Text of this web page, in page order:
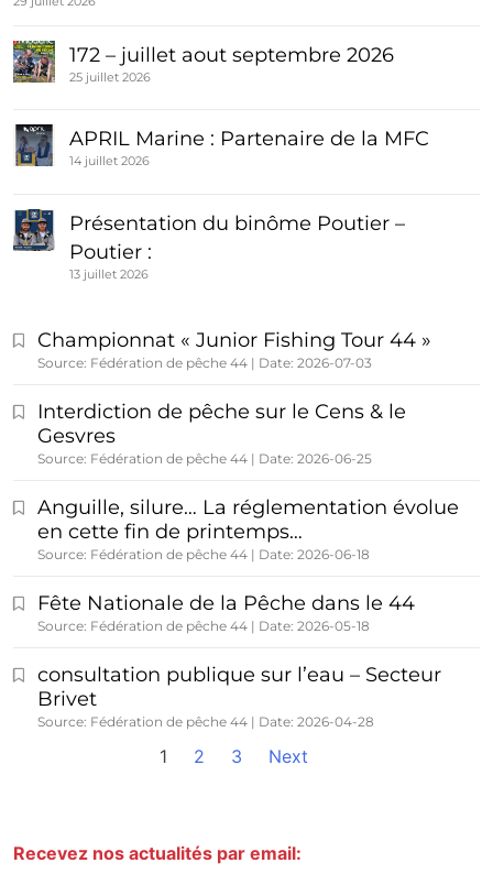
172 – juillet aout septembre 2026
25 juillet 2026
APRIL Marine : Partenaire de la MFC
14 juillet 2026
Présentation du binôme Poutier –
Poutier :
13 juillet 2026
Championnat « Junior Fishing Tour 44 »
Source: Fédération de pêche 44 Date: 2026-07-03
Interdiction de pêche sur le Cens & le
Gesvres
Source: Fédération de pêche 44 Date: 2026-06-25
Anguille, silure… La réglementation évolue
en cette fin de printemps…
Source: Fédération de pêche 44 Date: 2026-06-18
Fête Nationale de la Pêche dans le 44
Source: Fédération de pêche 44 Date: 2026-05-18
consultation publique sur l’eau – Secteur
Brivet
Source: Fédération de pêche 44 Date: 2026-04-28
1 2 3 Next
Recevez nos actualités par email: